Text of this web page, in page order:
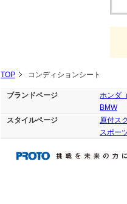
TOP コンディションシート
ブランドページ ホンダ
BMW
スタイルページ
原付ス
スポー